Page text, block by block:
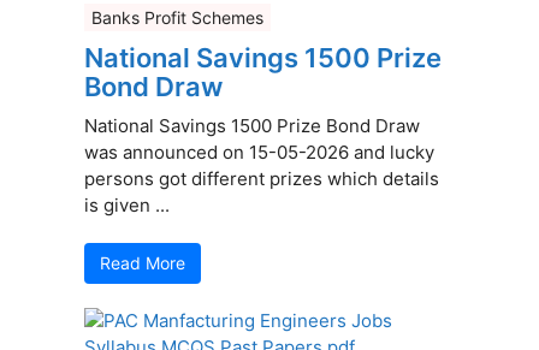
Banks Profit Schemes
National Savings 1500 Prize
Bond Draw
National Savings 1500 Prize Bond Draw
was announced on 15-05-2026 and lucky
persons got different prizes which details
is given ...
Read More